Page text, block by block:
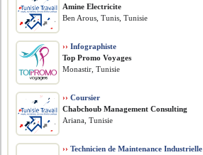
Amine Electricite
Ben Arous, Tunis, Tunisie
›› Infographiste
Top Promo Voyages
Monastir, Tunisie
›› Coursier
Chabchoub Management Consulting
Ariana, Tunisie
›› Technicien de Maintenance Industrielle